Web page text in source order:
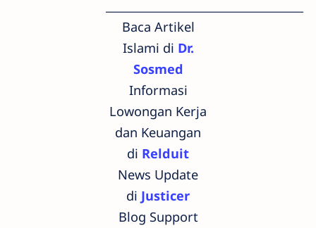
Baca Artikel
Islami di Dr.
Sosmed
Informasi
Lowongan Kerja
dan Keuangan
di Relduit
News Update
di Justicer
Blog Support